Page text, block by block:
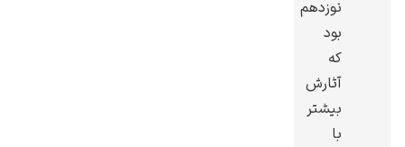
نوزدهم
بود
که
آثارش
بیشتر
با